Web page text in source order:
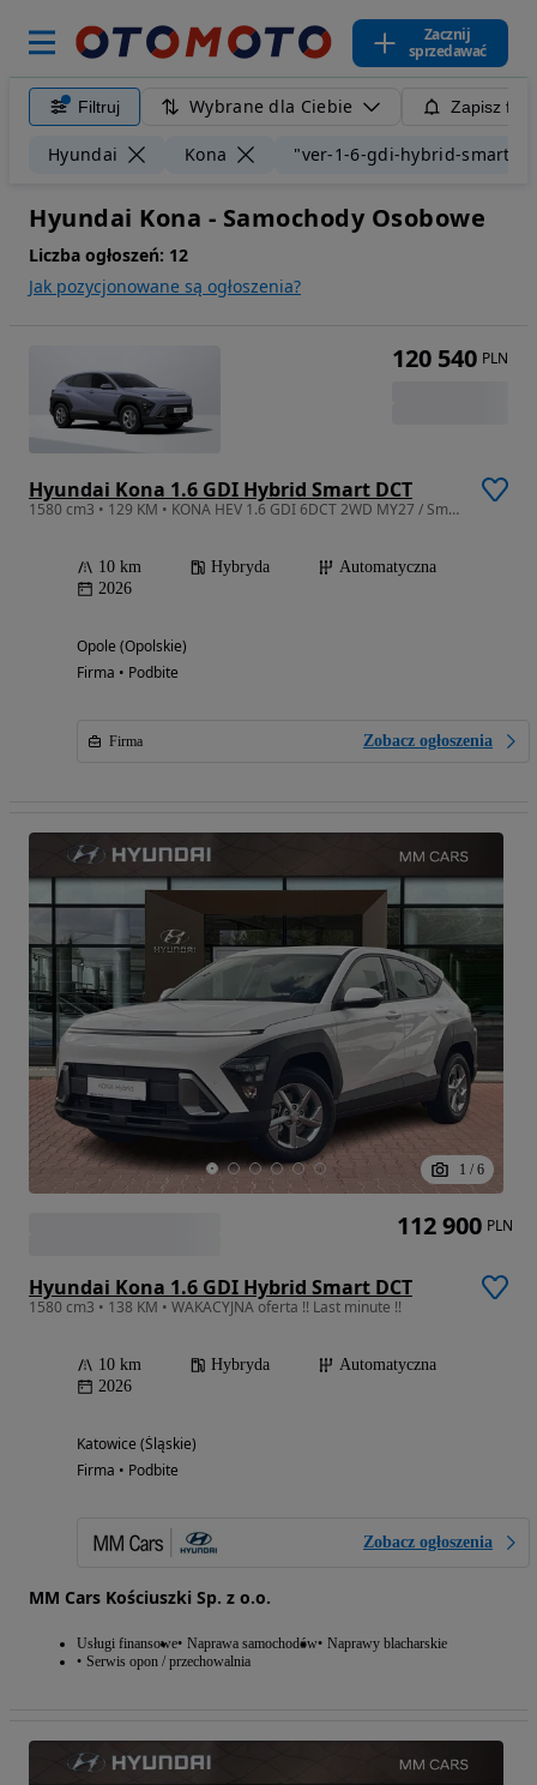
Zacznij
sprzedawać
Filtruj Wybrane dla Ciebie Zapisz
Hyundai Kona "ver-1-6-gdi-hybrid-smart-
Hyundai Kona - Samochody Osobowe
Liczba ogłoszeń: 12
Jak pozycjonowane są ogłoszenia?
Hyundai Kona 1.6 GDI Hybrid Smart DCT
1580 cm3 • 129 KM • KONA HEV 1.6 GDI 6DCT 2WD MY27 / Smart Comfort / Meta blue
10 km Hybryda
Automatyczna
2026
Opole (Opolskie)
Firma • Podbite
Firma Zobacz ogłoszenia
120 540 PLN
1 / 6
Hyundai Kona 1.6 GDI Hybrid Smart DCT
1580 cm3 • 138 KM • WAKACYJNA oferta !! Last minute !!
10 km Hybryda
Automatyczna
2026
Katowice (Śląskie)
Firma • Podbite
Zobacz ogłoszenia
MM Cars Kościuszki Sp. z o.o.
Usługi finansowe Naprawa samochodów Naprawy blacharskie
Serwis opon / przechowalnia
112 900 PLN